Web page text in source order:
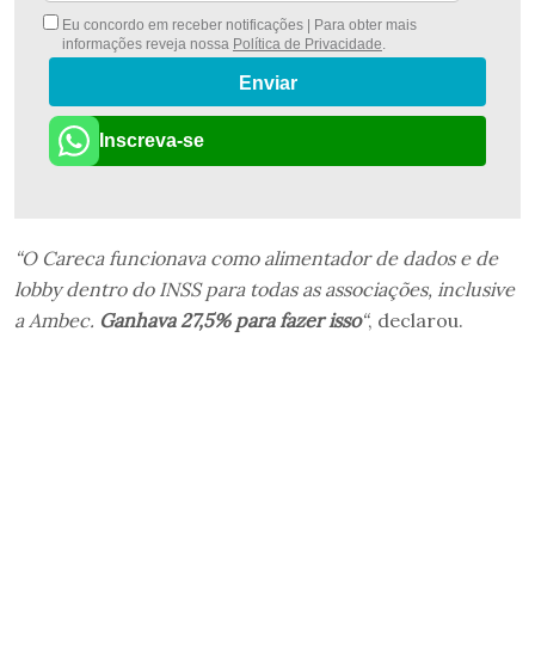
Eu concordo em receber notificações | Para obter mais
informações reveja nossa Política de Privacidade
Enviar
Inscreva-se
“O Careca funcionava como alimentador de dados e de
lobby dentro do INSS para todas as associações, inclusive
a Ambec. Ganhava 27,5% para fazer isso“, declarou.